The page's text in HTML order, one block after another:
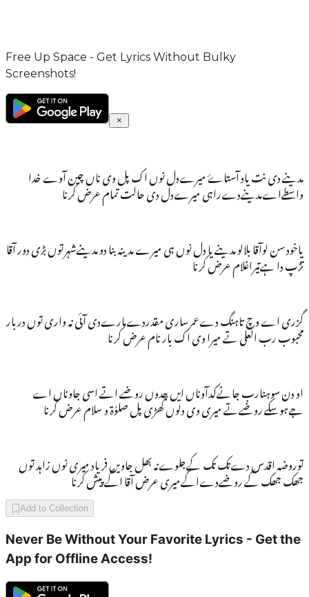
Free Up Space - Get Lyrics Without Bulky
Screenshots!
مدینے دی نت یاد آستاۓ میرےدل نوں اک پل وی ناں چین آوے خدا
واسطےاےمدینےدےراہی میرےدل دی حالت تمام عرض کرنا
یاخود سن لوآقا بلالو مدینے یا دل نوں ہی میرے مدینہ بنا دو مدینےشہرتوں بڑی دور آقا
تڑپ دا ہےتیراغلام عرض کرنا
گزری اے وچ تاہنگ دےعمرساری مقدردےمارےدی آئی نہ واری توں دربار
محبوب رب العلی تے میرا وی اک بار نام عرض کرنا
او دن سوہنارب جانےکدآوناں ایں جدوں روضے اتے اسی جاوناں اے
جےہوسکے روضےتے میری وی دلوں گھڑی پل صلوٰۃ و سلام عرض کرنا
توروضہ اقدس دےتک تک کےجلوےنہ بھل جاویں فریاد میری نوں زاہد توں
جھک جھک کے روضےدےاگےمیری عرض آقا اگے پیش کرنا
Add to Collection
Never Be Without Your Favorite Lyrics - Get the
App for Offline Access!